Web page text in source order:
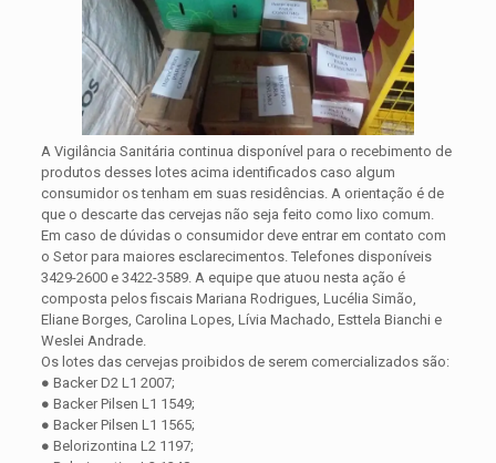
A Vigilância Sanitária continua disponível para o recebimento de
produtos desses lotes acima identificados caso algum
consumidor os tenham em suas residências. A orientação é de
que o descarte das cervejas não seja feito como lixo comum.
Em caso de dúvidas o consumidor deve entrar em contato com
o Setor para maiores esclarecimentos. Telefones disponíveis
3429-2600 e 3422-3589. A equipe que atuou nesta ação é
composta pelos fiscais Mariana Rodrigues, Lucélia Simão,
Eliane Borges, Carolina Lopes, Lívia Machado, Esttela Bianchi e
Weslei Andrade.
Os lotes das cervejas proibidos de serem comercializados são:
● Backer D2 L1 2007;
● Backer Pilsen L1 1549;
● Backer Pilsen L1 1565;
● Belorizontina L2 1197;